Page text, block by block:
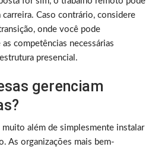
Caso contrário, considere
onde você pode
competências necessárias
presencial.
gerenciam
além de simplesmente instalar
As organizações mais bem-